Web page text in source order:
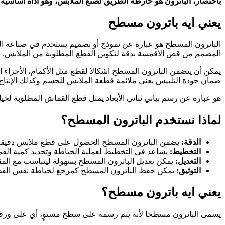
يعني ايه باترون مسطح
الباترون المسطح هو عبارة عن نموذج أو تصميم يستخدم في صناعة
المصمم من قص الأقمشة بدقة لتكوين القطع المطلوبة من الملابس.
يمكن أن يتضمن الباترون المسطح اشكالا لقطع مثل الأكمام،
ضمان جودة التلبيس يعني ملائمة قطعة الملابس للجسم وكذلك
هو عبارة عن رسم بياني ثنائي الأبعاد يمثل قطع القماش
لماذا نستخدم الباترون المسطح؟
الدقة: يضمن الباترون المسطح الحصول على قطع ملابس
التخطيط: يساعد في التخطيط لعملية الخياطة وتحديد كمية
التعديل: يمكن تعديل الباترون المسطح بسهولة ليتناسب مع
التوثيق: يمكن حفظ الباترون المسطح كمرجع لخياطة نفس
يعني ايه باترون مسطح؟
يسمى الباترون مسطحا لأنه يتم رسمه على سطح مستوٍ، أي على ورقة.